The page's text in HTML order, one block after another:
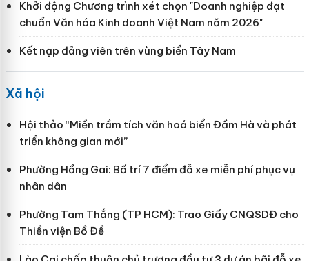
Khởi động Chương trình xét chọn "Doanh nghiệp đạt
chuẩn Văn hóa Kinh doanh Việt Nam năm 2026"
Kết nạp đảng viên trên vùng biển Tây Nam
Xã hội
Hội thảo “Miền trầm tích văn hoá biển Đầm Hà và phát
triển không gian mới”
Phường Hồng Gai: Bố trí 7 điểm đỗ xe miễn phí phục vụ
nhân dân
Phường Tam Thắng (TP HCM): Trao Giấy CNQSDĐ cho
Thiền viện Bồ Đề